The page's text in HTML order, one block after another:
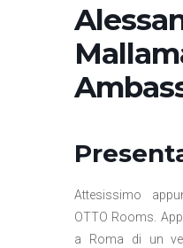
Attesissimo
OTTO Rooms.
a Roma di un